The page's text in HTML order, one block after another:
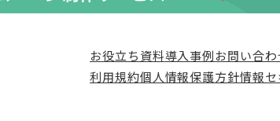
お役立ち資料導入事例お問い合
利用規約個人情報保護方針情報